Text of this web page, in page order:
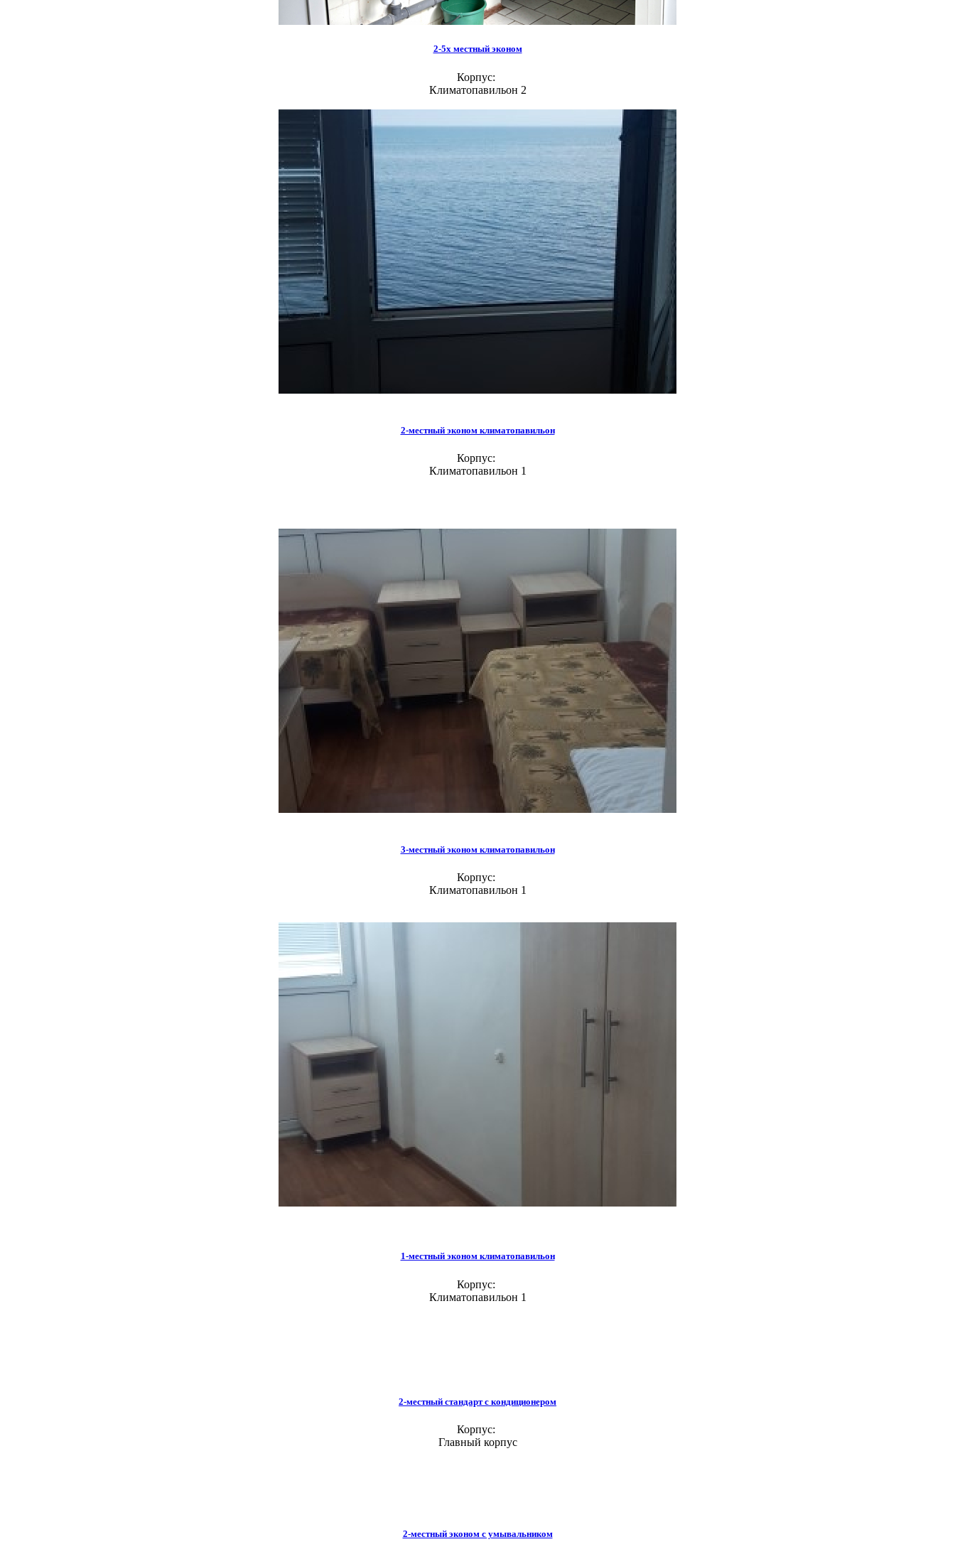
2-5х местный эконом
Корпус:
Климатопавильон 2
2-местный эконом климатопавильон
Корпус:
Климатопавильон 1
3-местный эконом климатопавильон
Корпус:
Климатопавильон 1
1-местный эконом климатопавильон
Корпус:
Климатопавильон 1
2-местный стандарт с кондиционером
Корпус:
Главный корпус
2-местный эконом с умывальником